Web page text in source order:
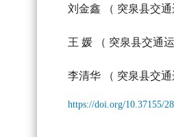
刘金鑫 （ 突泉县交
王 媛 （ 突泉县交通
李清华 （ 突泉县交
https://doi.org/10.37155/